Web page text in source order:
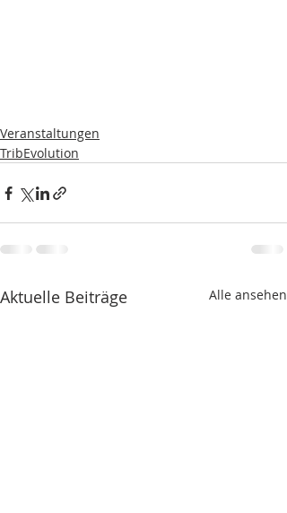
Veranstaltungen
TribEvolution
Aktuelle Beiträge Alle ansehen